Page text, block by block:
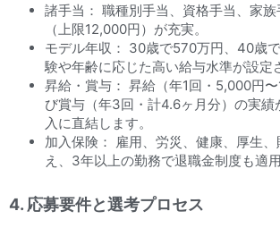
諸手当： 職種別手当、資格手当、家
（上限12,000円）が充実。
モデル年収： 30歳で570万円、40歳
験や年齢に応じた高い給与水準が設定
昇給・賞与： 昇給（年1回・5,000円
び賞与（年3回・計4.6ヶ月分）の実績
入に直結します。
加入保険： 雇用、労災、健康、厚生
え、3年以上の勤務で退職金制度も適用
4. 応募要件と選考プロセス